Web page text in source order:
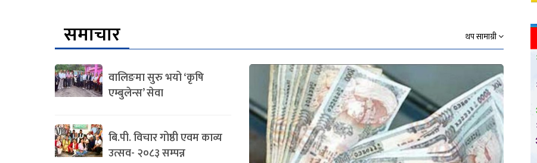
समाचार थप सामाग्री
वालिङमा सुरु भयो ‘कृषि
एम्बुलेन्स’ सेवा
बि.पी. विचार गोष्ठी एवम काव्य
उत्सव- २०८३ सम्पन्न